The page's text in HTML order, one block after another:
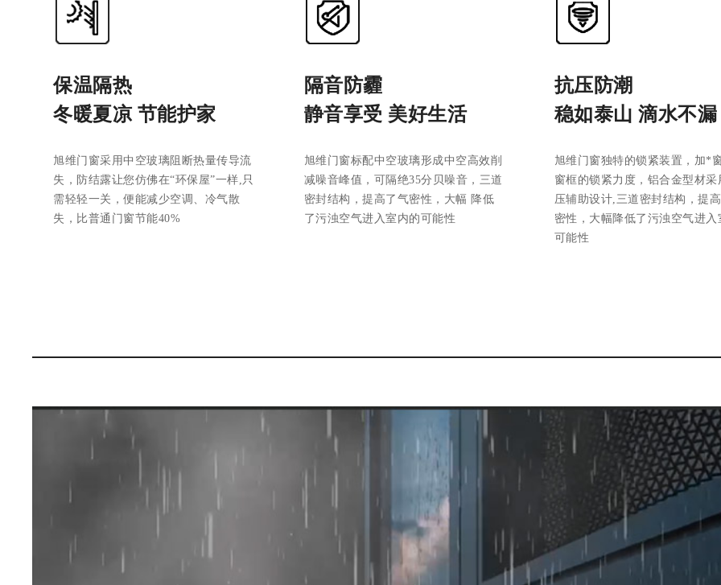
保温隔热
冬暖夏凉 节能护家
旭维门窗采用中空玻璃阻断热量传导流
失，防结露让您仿佛在“环保屋”一样,只
需轻轻一关，便能减少空调、冷气散
失，比普通门窗节能40%
隔音防霾
静音享受 美好生活
旭维门窗标配中空玻璃形成中空高效削
减噪音峰值，可隔绝35分贝噪音，三道
密封结构，提高了气密性，大幅 降低
了污浊空气进入室内的可能性
抗压防潮
稳如泰山 滴水不漏
旭维门窗独特的锁紧装置，加*
窗框的锁紧力度，铝合金型材采
压辅助设计,三道密封结构，提
密性，大幅降低了污浊空气进入
可能性